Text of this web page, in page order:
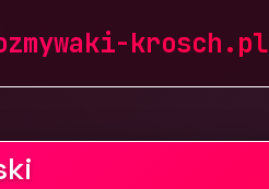
krosch.pl
Budownictwo i nieruchomości